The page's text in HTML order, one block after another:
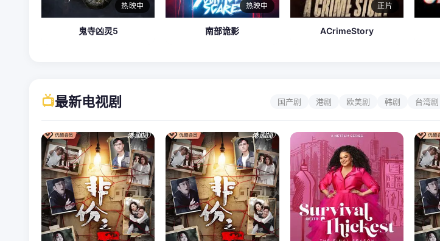
热映中
鬼寺凶灵5
热映中
南部诡影
正片
ACrimeStory
📺最新电视剧 国产剧 港剧 欧美剧 韩剧 台湾剧